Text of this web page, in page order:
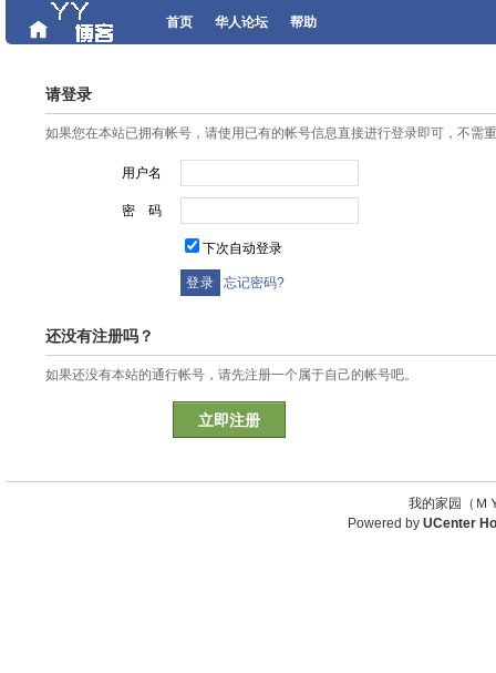
首页 华人论坛 帮助
请登录
如果您在本站已拥有帐号，请使用已有的帐号信息直接进行登录即可，不需
用户名
密 码
下次自动登录
忘记密码?
还没有注册吗？
如果还没有本站的通行帐号，请先注册一个属于自己的帐号吧。
立即注册
我的家园（
Powered by UCenter